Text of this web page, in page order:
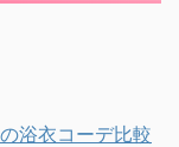
浴衣コーデ比較